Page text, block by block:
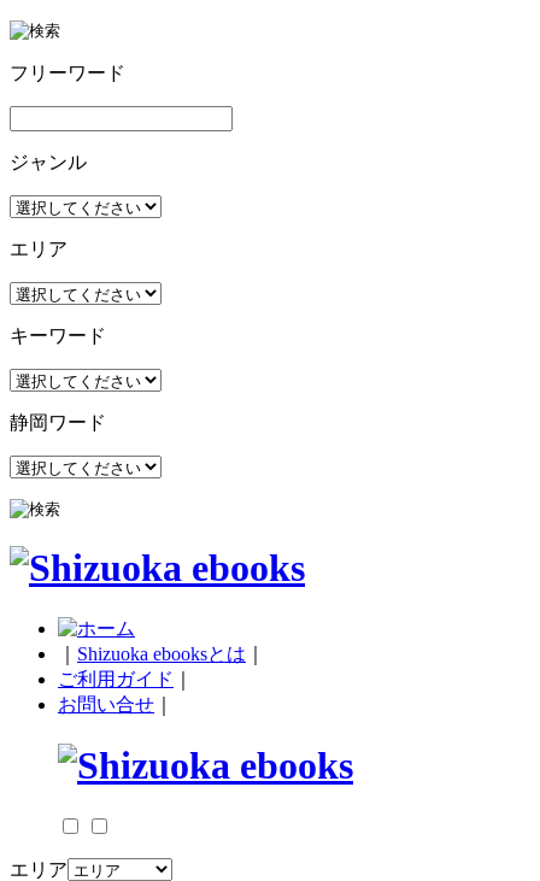
フリーワード
ジャンル
エリア
キーワード
静岡ワード
Shizuoka ebooksとは
ご利用ガイド
お問い合せ
エリア